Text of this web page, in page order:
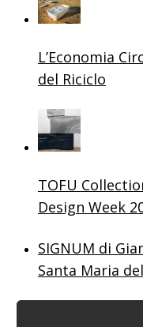
L’Economia
del Riciclo
TOFU
Design Week
SIGNUM di
Santa Maria